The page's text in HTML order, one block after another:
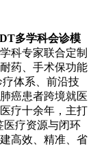
多学科会诊模
科专家联合定制
药、手术保功能
体系、前沿技
癌患者跨境就医
疗十余年，主打
医疗资源与闭环
高效、精准、省